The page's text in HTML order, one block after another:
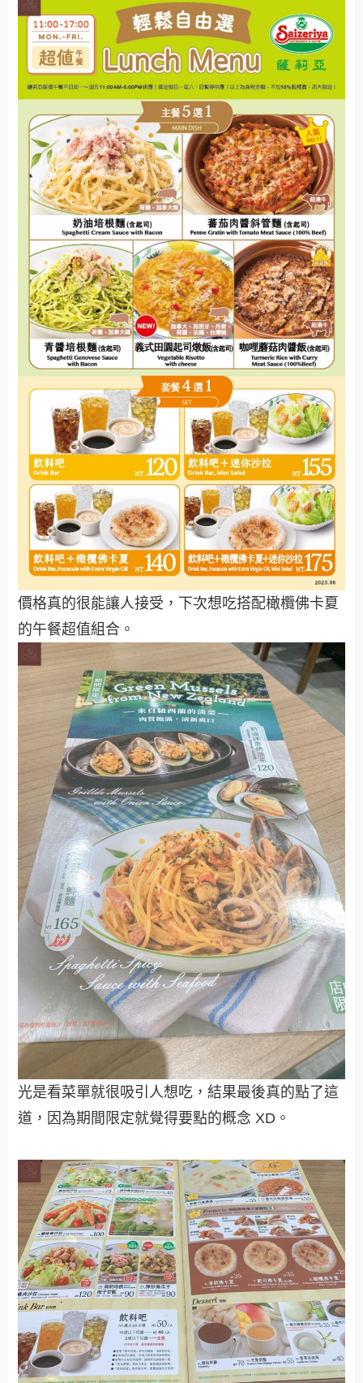
價格真的很能讓人接受，下次想吃搭配橄欖佛卡夏
的午餐超值組合。
光是看菜單就很吸引人想吃，結果最後真的點了這
道，因為期間限定就覺得要點的概念 XD。